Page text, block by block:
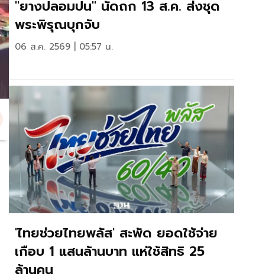
"ยางปลอมปน" นัดถก 13 ส.ค. ส่งชุด
พระพิรุณบุกจับ
06 ส.ค. 2569 | 05:57 น.
'ไทยช่วยไทยพลัส' สะพัด ยอดใช้จ่าย
เกือบ 1 แสนล้านบาท แห่ใช้สิทธิ 25
ล้านคน